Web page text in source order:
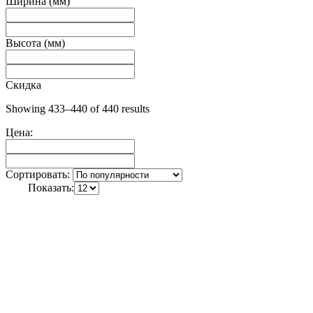
Высота (мм)
Скидка
Showing 433–440 of 440 results
Цена:
Сортировать:
Показать: